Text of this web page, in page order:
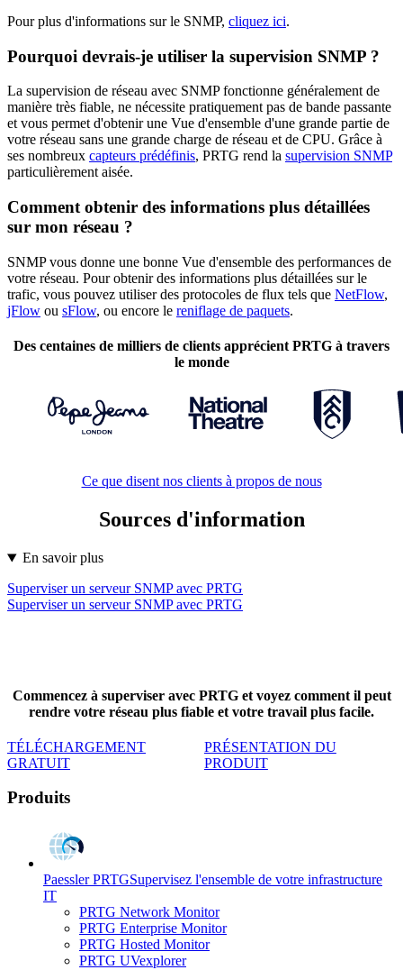
Pour plus d'informations sur le SNMP, cliquez ici.
Pourquoi devrais-je utiliser la supervision SNMP ?
La supervision de réseau avec SNMP fonctionne généralement de
manière très fiable, ne nécessite pratiquement pas de bande passante
et vous permet d'obtenir une Vue d'ensemble d'une grande partie de
votre réseau sans une grande charge de réseau et de CPU. Grâce à
ses nombreux capteurs prédéfinis, PRTG rend la supervision SNMP
particulièrement aisée.
Comment obtenir des informations plus détaillées
sur mon réseau ?
SNMP vous donne une bonne Vue d'ensemble des performances de
votre réseau. Pour obtenir des informations plus détaillées sur le
trafic, vous pouvez utiliser des protocoles de flux tels que NetFlow,
jFlow ou sFlow, ou encore le reniflage de paquets.
Des centaines de milliers de clients apprécient PRTG à travers
le monde
Ce que disent nos clients à propos de nous
Sources d'information
En savoir plus
Superviser un serveur SNMP avec PRTG
Superviser un serveur SNMP avec PRTG
Commencez à superviser avec PRTG et voyez comment il peut
rendre votre réseau plus fiable et votre travail plus facile.
TÉLÉCHARGEMENT
GRATUIT
PRÉSENTATION DU
PRODUIT
Produits
Paessler PRTGSupervisez l'ensemble de votre infrastructure
IT
PRTG Network Monitor
PRTG Enterprise Monitor
PRTG Hosted Monitor
PRTG UVexplorer